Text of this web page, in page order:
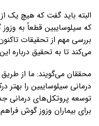
البته باید گفت که هیچ یک از
که سیلوسایبین قطعاً به
بررسی مهم از تحقیقات
می‌کند تا به تحقیق درباره
محققان می‌گویند: ما از
درمانی سیلوسایبین را بهتر
توسعه پروتکل‌های درمانی
برای بیماران وزوز گوش